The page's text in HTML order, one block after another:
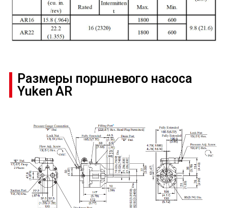
Размеры поршневого насоса
Yuken AR